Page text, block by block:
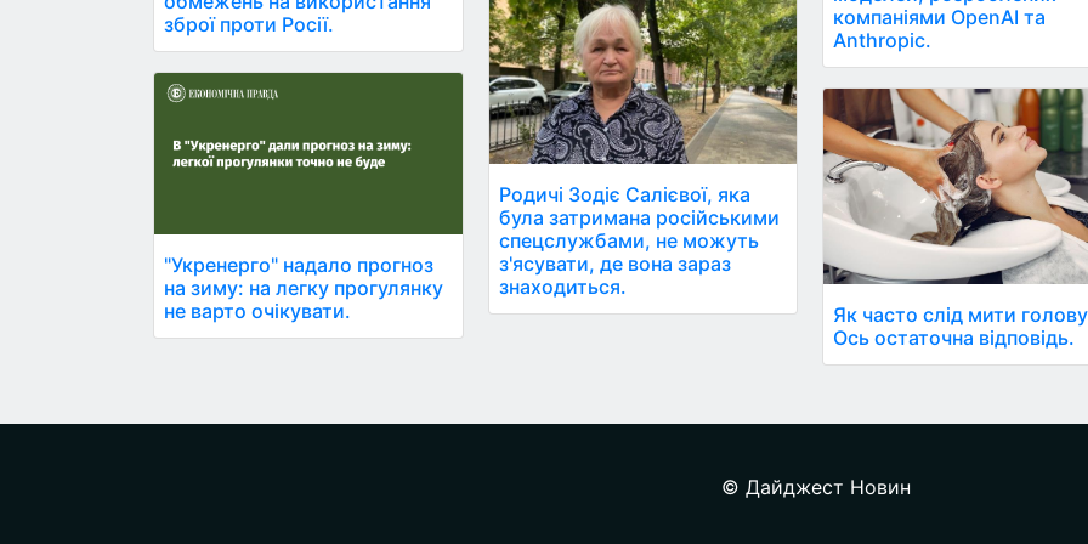
зброї проти Росії.
"Укренерго" надало прогноз
на зиму: на легку прогулянку
не варто очікувати.
Родичі Зодіє Салієвої, яка
була затримана російськими
спецслужбами, не можуть
з'ясувати, де вона зараз
знаходиться.
компаніями OpenAI та
Anthropic.
Як часто слід мити
Ось остаточна відповідь.
© Дайджест Новин